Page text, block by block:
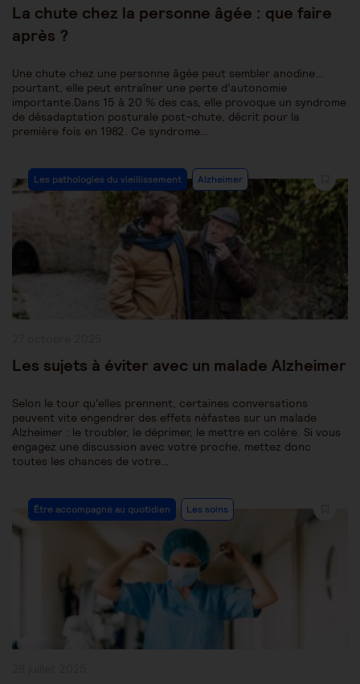
La chute chez la personne âgée : que faire
après ?
Une chute chez une personne âgée peut sembler anodine…
pourtant, elle peut entraîner une perte d’autonomie
importante.Dans 15 à 20 % des cas, elle provoque un syndrome
de désadaptation posturale post-chute, décrit pour la
première fois en 1982. Ce syndrome…
Post
Category:
Les pathologies du vieillissement Alzheimer
Les sujets à éviter avec un malade Alzheimer
Selon le tour qu'elles prennent, certaines conversations
peuvent vite engendrer des effets néfastes sur un malade
Alzheimer : le troubler, le déprimer, le mettre en colère. Si vous
engagez une discussion avec votre proche, mettez donc
toutes les chances de votre…
Post
Category:
Être accompagné au quotidien Les soins